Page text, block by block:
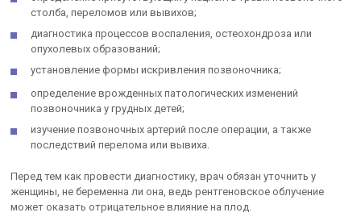
столба, переломов или вывихов;
диагностика процессов воспаления, остеохондроза или
опухолевых образований;
установление формы искривления позвоночника;
определение врожденных патологических изменений
позвоночника у грудных детей;
изучение позвоночных артерий после операции, а также
последствий перелома или вывиха.
Перед тем как провести диагностику, врач обязан уточнить у
женщины, не беременна ли она, ведь рентгеновское облучение
может оказать отрицательное влияние на плод.